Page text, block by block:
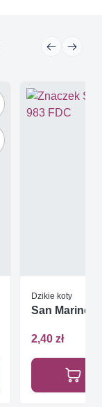
Dzikie koty
San Marino
2,40 zł